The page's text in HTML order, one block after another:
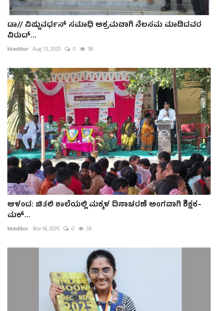
ಡಾ// ವಿಷ್ಣುವರ್ಧನ್ ಸಮಾಧಿ ಅಕ್ರಮವಾಗಿ ನೆಲಸಮ ಮಾಡಿದವರ
ವಿರುದ್...
kkeditor Aug 13, 2025 0 58
ಆಳಂದ: ಚಿತಲಿ ಶಾಲೆಯಲ್ಲಿ ಮಕ್ಕಳ ದಿನಾಚರಣೆ ಅಂಗವಾಗಿ ಶಿಕ್ಷಕ–
ಮಕ್...
kkeditor Nov 14, 2025 0 34